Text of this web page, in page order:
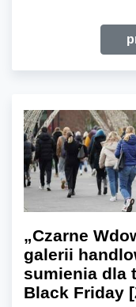
„Czarne
galerii
sumienia dla
Black Friday